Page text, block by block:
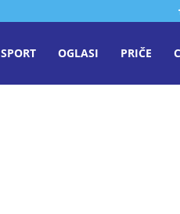
SPORT OGLASI PRIČE